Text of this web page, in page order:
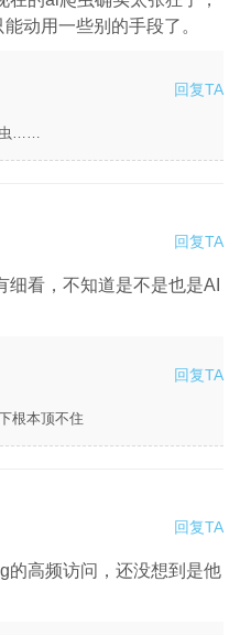
动用一些别的手段了。
回复TA
虫……
回复TA
看，不知道是不是也是AI
回复TA
根本顶不住
回复TA
的高频访问，还没想到是他